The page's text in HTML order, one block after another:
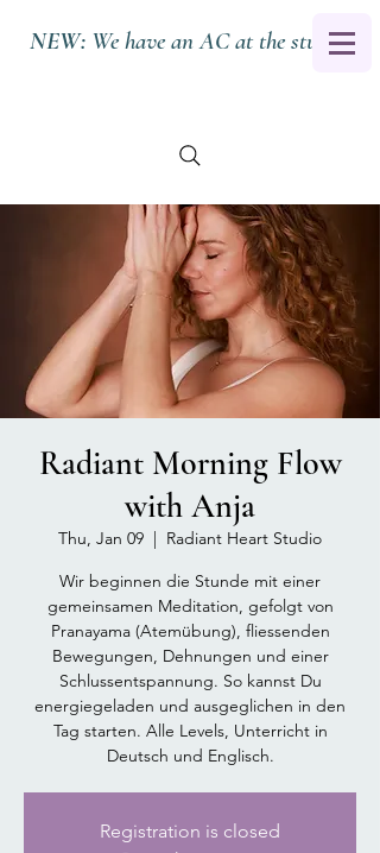
NEW: We have an AC at the studio.
Radiant Morning Flow
with Anja
Thu, Jan 09
  |
Radiant Heart Studio
Wir beginnen die Stunde mit einer
gemeinsamen Meditation, gefolgt von
Pranayama (Atemübung), fliessenden
Bewegungen, Dehnungen und einer
Schlussentspannung. So kannst Du
energiegeladen und ausgeglichen in den
Tag starten. Alle Levels, Unterricht in
Deutsch und Englisch.
Registration is closed